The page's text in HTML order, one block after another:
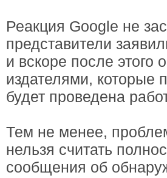
Реакция Google не
представители
и вскоре после
издателями, которые
будет проведена
Тем не менее,
нельзя считать
сообщения об